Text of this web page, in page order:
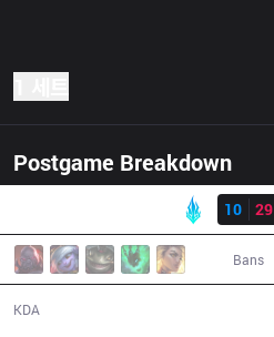
Postgame Breakdown
10
29
Bans
KDA